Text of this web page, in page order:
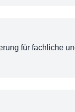
für fachliche